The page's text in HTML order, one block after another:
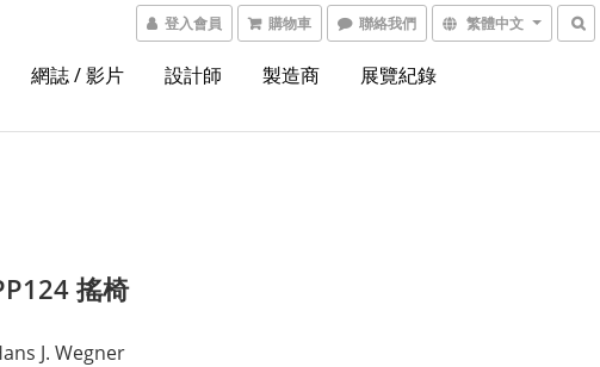
登入會員 購物車 聯絡我們 繁體中文
網誌 / 影片 設計師 製造商 展覽紀錄
搖椅
J. Wegner